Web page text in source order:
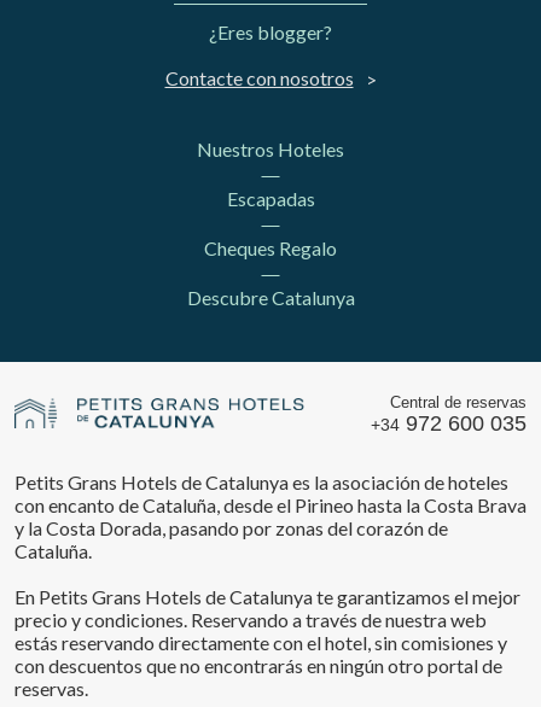
¿Eres blogger?
Contacte con nosotros
Nuestros Hoteles
Escapadas
Cheques Regalo
Descubre Catalunya
Central de reservas
+34 972 600 035
Petits Grans Hotels de Catalunya es la asociación de hoteles
con encanto de Cataluña, desde el Pirineo hasta la Costa Brava
y la Costa Dorada, pasando por zonas del corazón de
Cataluña.
En Petits Grans Hotels de Catalunya te garantizamos el mejor
precio y condiciones. Reservando a través de nuestra web
estás reservando directamente con el hotel, sin comisiones y
con descuentos que no encontrarás en ningún otro portal de
reservas.